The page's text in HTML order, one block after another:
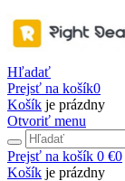
Hľadať
Prejsť na košík0
Košík je prázdny
Otvoriť menu
Prejsť na košík 0 €0
Košík je prázdny